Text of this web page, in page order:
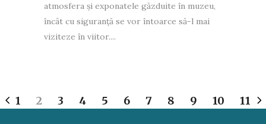
atmosfera și exponatele găzduite în muzeu,
încât cu siguranță se vor întoarce să-l mai
viziteze în viitor....
1 2 3 4 5 6 7 8 9 10 11